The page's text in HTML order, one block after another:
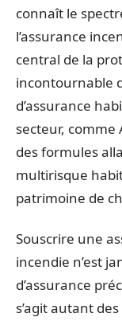
connaît le
l’assurance
central de la
incontournable
d’assurance
secteur, comme
des formules
multirisque
patrimoine de
Souscrire une
incendie n’est
d’assurance
s’agit autant